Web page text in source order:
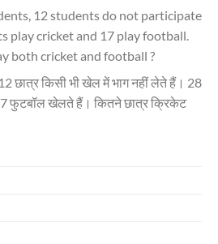
12 students do not participate
play cricket and 17 play football.
both cricket and football ?
छात्र किसी भी खेल में भाग नहीं लेते हैं। 28
फुटबॉल खेलते हैं। कितने छात्र क्रिकेट